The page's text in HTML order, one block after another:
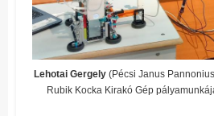
Lehotai Gergely (Pécsi Janus
Rubik Kocka Kirakó Gép